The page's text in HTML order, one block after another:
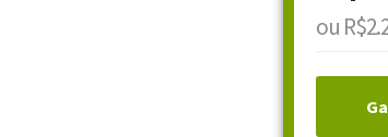
ou